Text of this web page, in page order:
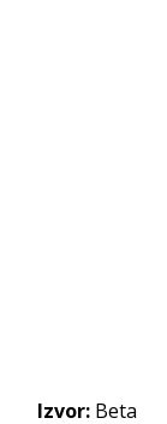
Izvor: Beta